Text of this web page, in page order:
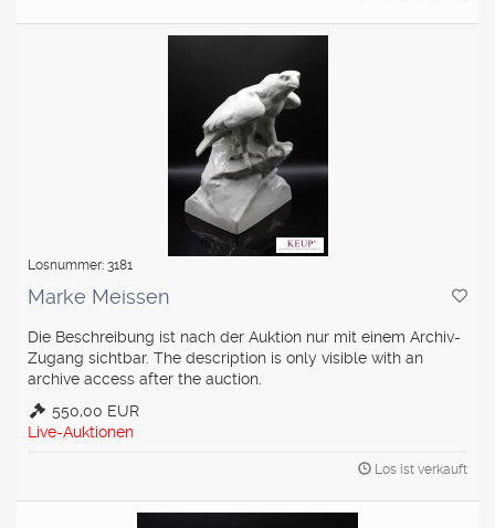
Losnummer: 3181
Marke Meissen
Die Beschreibung ist nach der Auktion nur mit einem Archiv-
Zugang sichtbar. The description is only visible with an
archive access after the auction.
550,00 EUR
Live-Auktionen
Los ist verkauft